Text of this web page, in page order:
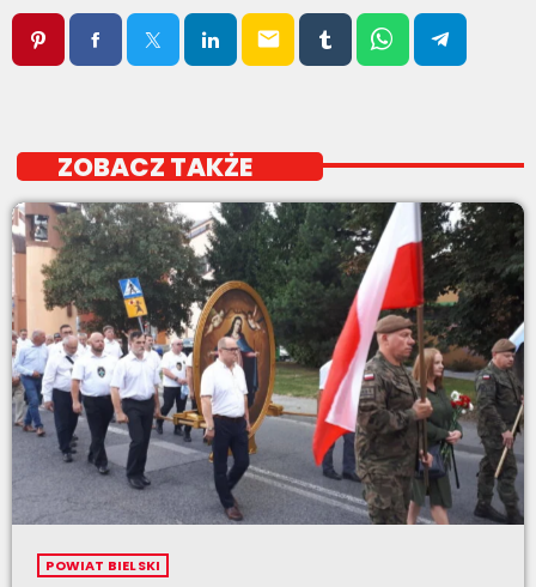
email
ZOBACZ TAKŻE
POWIAT BIELSKI